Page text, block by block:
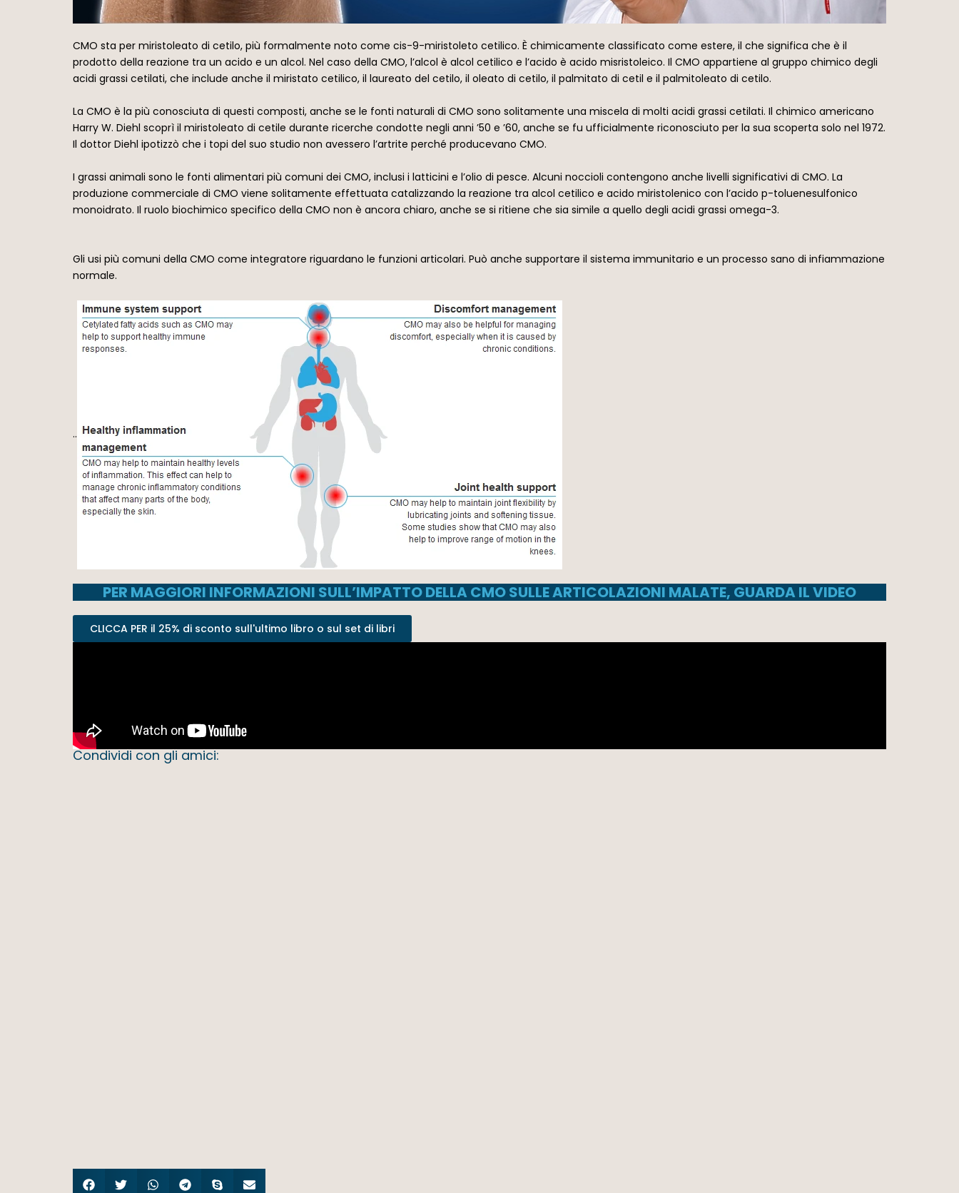
CMO sta per miristoleato di cetilo, più formalmente noto come cis-9-miristoleto cetilico. È chimicamente classificato come estere, il che significa che è il
prodotto della reazione tra un acido e un alcol. Nel caso della CMO, l’alcol è alcol cetilico e l’acido è acido misristoleico. Il CMO appartiene al gruppo chimico degli
acidi grassi cetilati, che include anche il miristato cetilico, il laureato del cetilo, il oleato di cetilo, il palmitato di cetil e il palmitoleato di cetilo.
La CMO è la più conosciuta di questi composti, anche se le fonti naturali di CMO sono solitamente una miscela di molti acidi grassi cetilati. Il chimico americano
Harry W. Diehl scoprì il miristoleato di cetile durante ricerche condotte negli anni ’50 e ’60, anche se fu ufficialmente riconosciuto per la sua scoperta solo nel 1972.
Il dottor Diehl ipotizzò che i topi del suo studio non avessero l’artrite perché producevano CMO.
I grassi animali sono le fonti alimentari più comuni dei CMO, inclusi i latticini e l’olio di pesce. Alcuni noccioli contengono anche livelli significativi di CMO. La
produzione commerciale di CMO viene solitamente effettuata catalizzando la reazione tra alcol cetilico e acido miristolenico con l’acido p-toluenesulfonico
monoidrato. Il ruolo biochimico specifico della CMO non è ancora chiaro, anche se si ritiene che sia simile a quello degli acidi grassi omega-3.
Gli usi più comuni della CMO come integratore riguardano le funzioni articolari. Può anche supportare il sistema immunitario e un processo sano di infiammazione
normale.
..
PER MAGGIORI INFORMAZIONI SULL’IMPATTO DELLA CMO SULLE ARTICOLAZIONI MALATE, GUARDA IL VIDEO
CLICCA PER il 25% di sconto sull'ultimo libro o sul set di libri
Condividi con gli amici: